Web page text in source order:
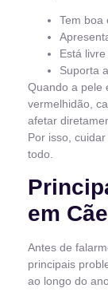
Tem boa
Está
Suporta
Quando a pele
vermelhidão,
afetar
Por isso,
todo.
em
Antes de
principais
ao longo do